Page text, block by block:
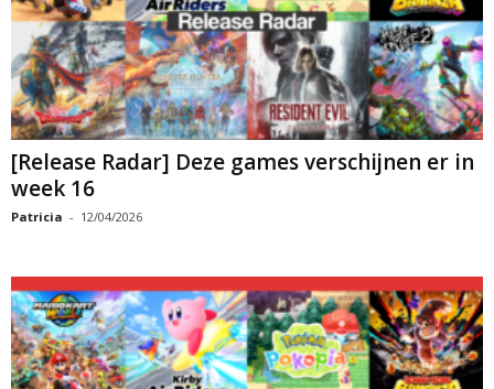
[Release Radar] Deze games verschijnen er in
week 16
Patricia - 12/04/2026